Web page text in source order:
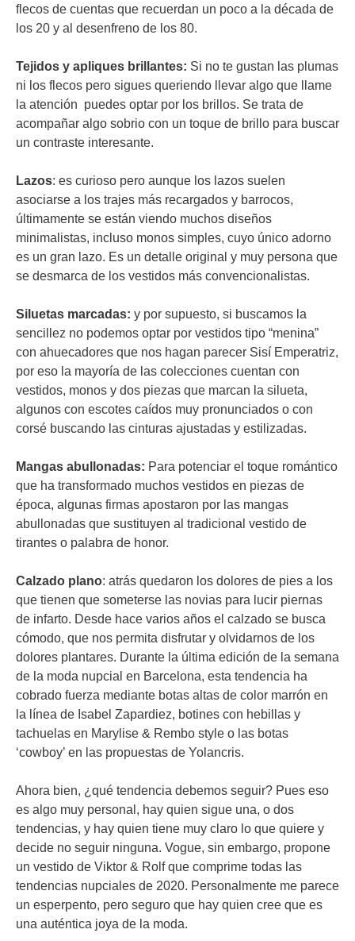
flecos de cuentas que recuerdan un poco a la década de
los 20 y al desenfreno de los 80.
Tejidos y apliques brillantes: Si no te gustan las plumas
ni los flecos pero sigues queriendo llevar algo que llame
la atención puedes optar por los brillos. Se trata de
acompañar algo sobrio con un toque de brillo para buscar
un contraste interesante.
Lazos: es curioso pero aunque los lazos suelen
asociarse a los trajes más recargados y barrocos,
últimamente se están viendo muchos diseños
minimalistas, incluso monos simples, cuyo único adorno
es un gran lazo. Es un detalle original y muy persona que
se desmarca de los vestidos más convencionalistas.
Siluetas marcadas: y por supuesto, si buscamos la
sencillez no podemos optar por vestidos tipo “menina”
con ahuecadores que nos hagan parecer Sisí Emperatriz,
por eso la mayoría de las colecciones cuentan con
vestidos, monos y dos piezas que marcan la silueta,
algunos con escotes caídos muy pronunciados o con
corsé buscando las cinturas ajustadas y estilizadas.
Mangas abullonadas: Para potenciar el toque romántico
que ha transformado muchos vestidos en piezas de
época, algunas firmas apostaron por las mangas
abullonadas que sustituyen al tradicional vestido de
tirantes o palabra de honor.
Calzado plano: atrás quedaron los dolores de pies a los
que tienen que someterse las novias para lucir piernas
de infarto. Desde hace varios años el calzado se busca
cómodo, que nos permita disfrutar y olvidarnos de los
dolores plantares. Durante la última edición de la semana
de la moda nupcial en Barcelona, esta tendencia ha
cobrado fuerza mediante botas altas de color marrón en
la línea de Isabel Zapardiez, botines con hebillas y
tachuelas en Marylise & Rembo style o las botas
‘cowboy’ en las propuestas de Yolancris.
Ahora bien, ¿qué tendencia debemos seguir? Pues eso
es algo muy personal, hay quien sigue una, o dos
tendencias, y hay quien tiene muy claro lo que quiere y
decide no seguir ninguna. Vogue, sin embargo, propone
un vestido de Viktor & Rolf que comprime todas las
tendencias nupciales de 2020. Personalmente me parece
un esperpento, pero seguro que hay quien cree que es
una auténtica joya de la moda.